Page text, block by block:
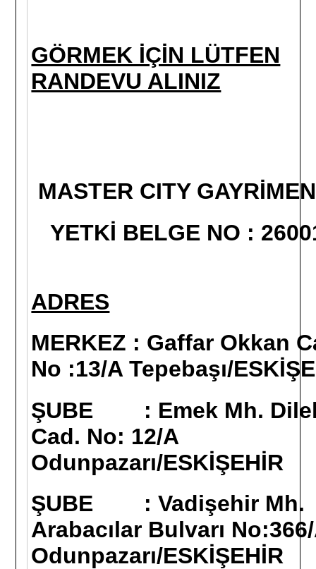
GÖRMEK İÇİN LÜTFEN
RANDEVU ALINIZ
MASTER CITY
YETKİ BELGE NO :
ADRES
MERKEZ : Gaffar Okkan
No :13/A Tepebaşı/
ŞUBE : Emek Mh.
Cad. No: 12/A
Odunpazarı/ESKİŞEHİR
ŞUBE :Vadişehir Mh.
Arabacılar Bulvarı
Odunpazarı/ESKİŞEHİR